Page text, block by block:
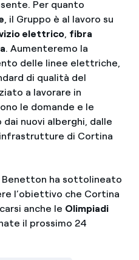
Per quanto
, il Gruppo è al lavoro su
elettrico, fibra
. Aumenteremo la
delle linee elettriche,
di qualità del
a lavorare in
le domande e le
nuovi alberghi, dalle
di Cortina
Benetton ha sottolineato
l’obiettivo che Cortina
anche le Olimpiadi
il prossimo 24